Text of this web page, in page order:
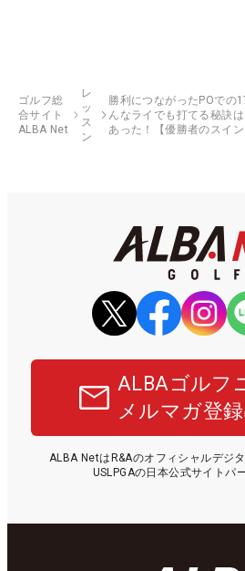
ゴルフ総
合サイト
ALBA Net
レ
ッ
ス
ン
勝利につながったPOで
んなライでも打てる秘訣
あった！【優勝者のスイン
ALBAゴルフ
メルマガ登
ALBA NetはR&Aのオフィシャルデジ
USLPGAの日本公式サイトパ